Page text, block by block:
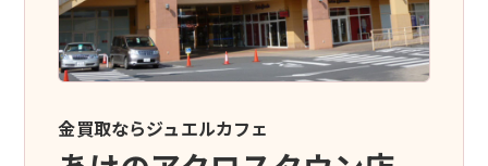
金買取ならジュエルカフェ